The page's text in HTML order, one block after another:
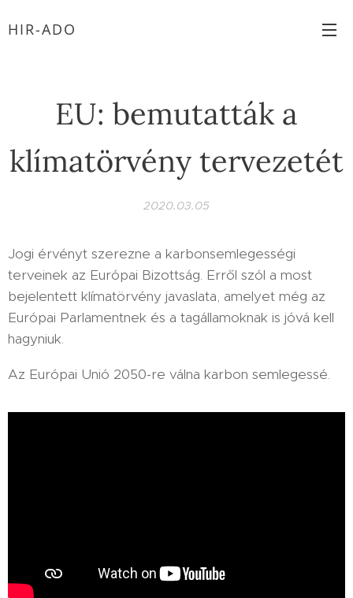
HIR-ADO
EU: bemutatták a
klímatörvény tervezetét
2020.03.05
Jogi érvényt szerezne a karbonsemlegességi
terveinek az Európai Bizottság. Erről szól a most
bejelentett klímatörvény javaslata, amelyet még az
Európai Parlamentnek és a tagállamoknak is jóvá kell
hagyniuk.
Az Európai Unió 2050-re válna karbon semlegessé.